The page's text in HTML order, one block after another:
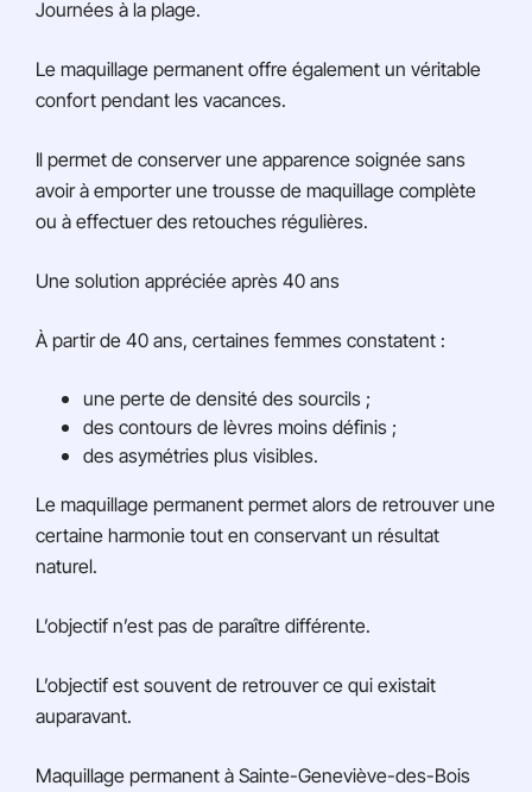
Journées à la plage.
Le maquillage permanent offre également un véritable
confort pendant les vacances.
Il permet de conserver une apparence soignée sans
avoir à emporter une trousse de maquillage complète
ou à effectuer des retouches régulières.
Une solution appréciée après 40 ans
À partir de 40 ans, certaines femmes constatent :
une perte de densité des sourcils ;
des contours de lèvres moins définis ;
des asymétries plus visibles.
Le maquillage permanent permet alors de retrouver une
certaine harmonie tout en conservant un résultat
naturel.
L’objectif n’est pas de paraître différente.
L’objectif est souvent de retrouver ce qui existait
auparavant.
Maquillage permanent à Sainte-Geneviève-des-Bois